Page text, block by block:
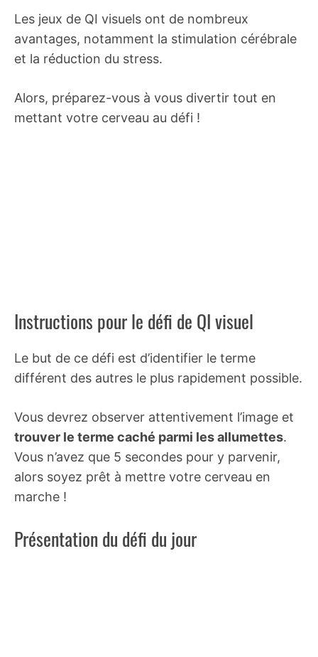
Les jeux de QI visuels ont de nombreux
avantages, notamment la stimulation cérébrale
et la réduction du stress.
Alors, préparez-vous à vous divertir tout en
mettant votre cerveau au défi !
Instructions pour le défi de QI visuel
Le but de ce défi est d’identifier le terme
différent des autres le plus rapidement possible.
Vous devrez observer attentivement l’image et
trouver le terme caché parmi les allumettes.
Vous n’avez que 5 secondes pour y parvenir,
alors soyez prêt à mettre votre cerveau en
marche !
Présentation du défi du jour